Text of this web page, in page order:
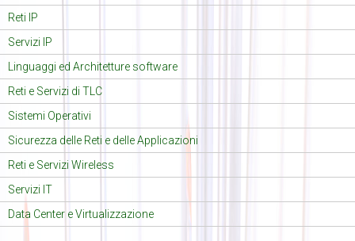
Reti IP
Servizi IP
Linguaggi ed Architetture software
Reti e Servizi di TLC
Sistemi Operativi
Sicurezza delle Reti e delle Applicazioni
Reti e Servizi Wireless
Servizi IT
Data Center e Virtualizzazione